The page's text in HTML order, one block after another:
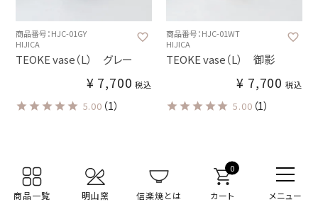
0
商品番号：HJC-01GY
HIJICA
TEOKE vase（L） グレー
¥ 7,700 税込
5.00 （1）
商品番号：HJC-01WT
HIJICA
TEOKE vase（L） 御影
¥ 7,700 税込
5.00 （1）
件中1-70件表示